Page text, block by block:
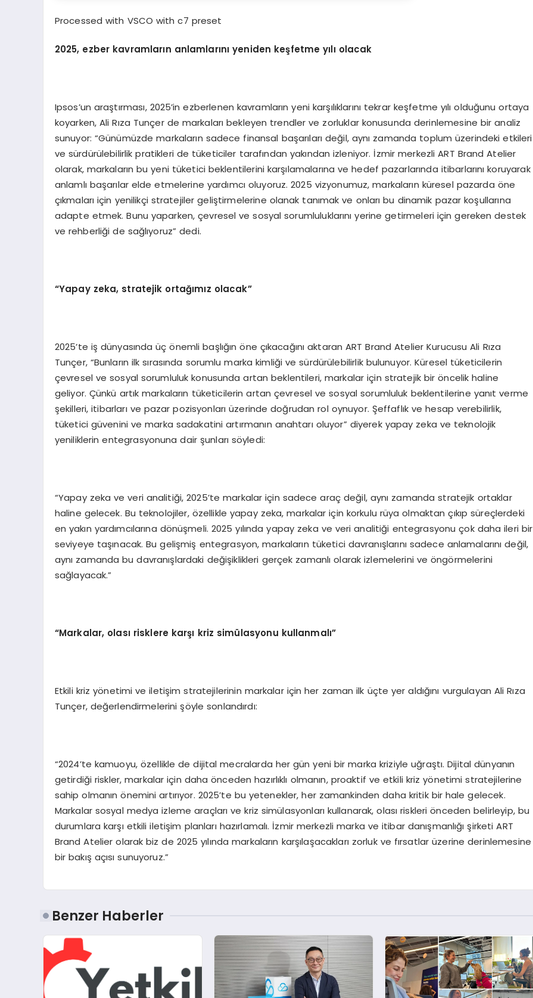
Processed with VSCO with c7 preset
2025, ezber kavramların anlamlarını yeniden keşfetme yılı olacak
Ipsos’un araştırması, 2025’in ezberlenen kavramların yeni karşılıklarını tekrar keşfetme yılı olduğunu ortaya
koyarken, Ali Rıza Tunçer de markaları bekleyen trendler ve zorluklar konusunda derinlemesine bir analiz
sunuyor: “Günümüzde markaların sadece finansal başarıları değil, aynı zamanda toplum üzerindeki etkileri
ve sürdürülebilirlik pratikleri de tüketiciler tarafından yakından izleniyor. İzmir merkezli ART Brand Atelier
olarak, markaların bu yeni tüketici beklentilerini karşılamalarına ve hedef pazarlarında itibarlarını koruyarak
anlamlı başarılar elde etmelerine yardımcı oluyoruz. 2025 vizyonumuz, markaların küresel pazarda öne
çıkmaları için yenilikçi stratejiler geliştirmelerine olanak tanımak ve onları bu dinamik pazar koşullarına
adapte etmek. Bunu yaparken, çevresel ve sosyal sorumluluklarını yerine getirmeleri için gereken destek
ve rehberliği de sağlıyoruz” dedi.
“Yapay zeka, stratejik ortağımız olacak”
2025’te iş dünyasında üç önemli başlığın öne çıkacağını aktaran ART Brand Atelier Kurucusu Ali Rıza
Tunçer, “Bunların ilk sırasında sorumlu marka kimliği ve sürdürülebilirlik bulunuyor. Küresel tüketicilerin
çevresel ve sosyal sorumluluk konusunda artan beklentileri, markalar için stratejik bir öncelik haline
geliyor. Çünkü artık markaların tüketicilerin artan çevresel ve sosyal sorumluluk beklentilerine yanıt verme
şekilleri, itibarları ve pazar pozisyonları üzerinde doğrudan rol oynuyor. Şeffaflık ve hesap verebilirlik,
tüketici güvenini ve marka sadakatini artırmanın anahtarı oluyor” diyerek yapay zeka ve teknolojik
yeniliklerin entegrasyonuna dair şunları söyledi:
“Yapay zeka ve veri analitiği, 2025’te markalar için sadece araç değil, aynı zamanda stratejik ortaklar
haline gelecek. Bu teknolojiler, özellikle yapay zeka, markalar için korkulu rüya olmaktan çıkıp süreçlerdeki
en yakın yardımcılarına dönüşmeli. 2025 yılında yapay zeka ve veri analitiği entegrasyonu çok daha ileri bir
seviyeye taşınacak. Bu gelişmiş entegrasyon, markaların tüketici davranışlarını sadece anlamalarını değil,
aynı zamanda bu davranışlardaki değişiklikleri gerçek zamanlı olarak izlemelerini ve öngörmelerini
sağlayacak.”
“Markalar, olası risklere karşı kriz simülasyonu kullanmalı”
Etkili kriz yönetimi ve iletişim stratejilerinin markalar için her zaman ilk üçte yer aldığını vurgulayan Ali Rıza
Tunçer, değerlendirmelerini şöyle sonlandırdı:
“2024’te kamuoyu, özellikle de dijital mecralarda her gün yeni bir marka kriziyle uğraştı. Dijital dünyanın
getirdiği riskler, markalar için daha önceden hazırlıklı olmanın, proaktif ve etkili kriz yönetimi stratejilerine
sahip olmanın önemini artırıyor. 2025’te bu yetenekler, her zamankinden daha kritik bir hale gelecek.
Markalar sosyal medya izleme araçları ve kriz simülasyonları kullanarak, olası riskleri önceden belirleyip, bu
durumlara karşı etkili iletişim planları hazırlamalı. İzmir merkezli marka ve itibar danışmanlığı şirketi ART
Brand Atelier olarak biz de 2025 yılında markaların karşılaşacakları zorluk ve fırsatlar üzerine derinlemesine
bir bakış açısı sunuyoruz.”
Benzer Haberler